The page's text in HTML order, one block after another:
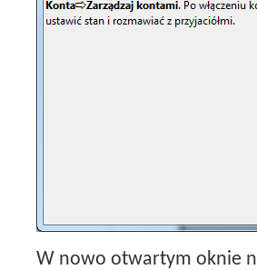
W nowo otwartym oknie